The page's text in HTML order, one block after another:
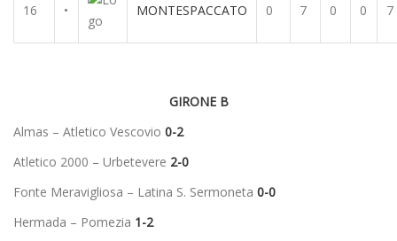
16 • MONTESPACCATO 0 7 0 0 7
GIRONE B
Almas – Atletico Vescovio 0-2
Atletico 2000 – Urbetevere 2-0
Fonte Meravigliosa – Latina S. Sermoneta 0-0
Hermada – Pomezia 1-2